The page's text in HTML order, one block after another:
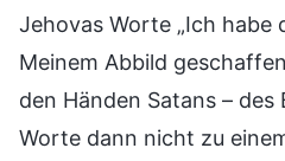
Jehovas Worte „Ich habe
Meinem Abbild
den Händen Satans – des
Worte dann nicht zu